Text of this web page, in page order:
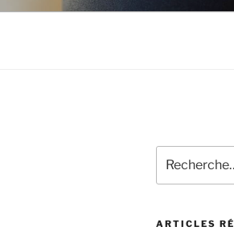
pour
:
ARTICLES